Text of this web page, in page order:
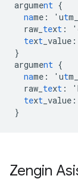
argument {
name : 'ut
raw_ text :
text _value :
}
argument {
name : 'ut
raw_ text :
text _value :
}
Zengin